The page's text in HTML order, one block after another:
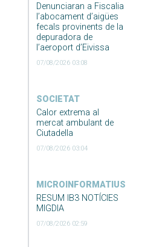
Denunciaran a Fiscalia
l’abocament d’aigües
fecals provinents de la
depuradora de
l’aeroport d’Eivissa
07/08/2026 03:08
SOCIETAT
Calor extrema al
mercat ambulant de
Ciutadella
07/08/2026 03:04
MICROINFORMATIUS
RESUM IB3 NOTÍCIES
MIGDIA
07/08/2026 02:59